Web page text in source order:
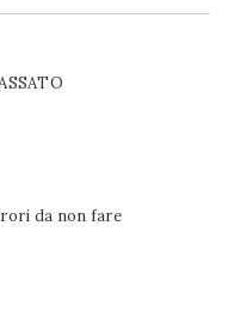
da non fare